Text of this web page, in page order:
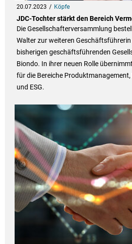
20.07.2023 Köpfe
JDC-Tochter stärkt den Bereich
Die Gesellschafterversammlung
Walter zur weiteren Geschäftsführerin
bisherigen geschäftsführenden
Biondo. In ihrer neuen Rolle
für die Bereiche
und ESG.